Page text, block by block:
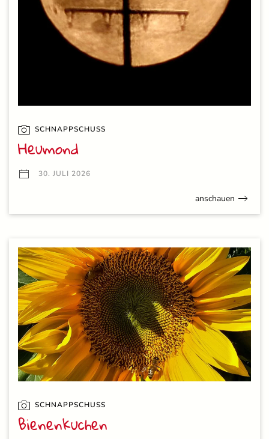
SCHNAPPSCHUSS
Heumond
30. JULI 2026
anschauen
SCHNAPPSCHUSS
Bienenkuchen